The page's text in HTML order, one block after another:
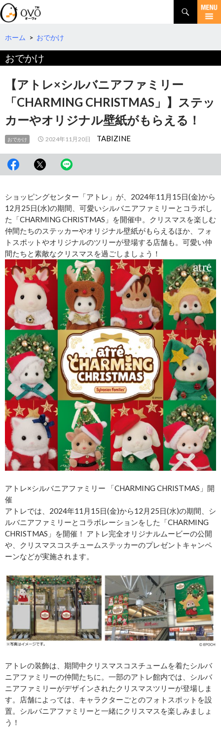
検
索
コ
テ
ツ
へ
ホーム > おでかけ
おでかけ
【アトレ×シルバニアファミリー
「CHARMING CHRISTMAS」】ステッ
カーやオリジナル壁紙がもらえる！
おでかけ 2024年11月20日 TABIZINE
ショッピングセンター「アトレ」が、2024年11月15日(金)から
12月25日(水)の期間、可愛いシルバニアファミリーとコラボし
た「CHARMING CHRISTMAS」を開催中。クリスマスを楽しむ
仲間たちのステッカーやオリジナル壁紙がもらえるほか、フォ
トスポットやオリジナルのツリーが登場する店舗も。可愛い仲
間たちと素敵なクリスマスを過ごしましょう！
アトレ×シルバニアファミリー 「CHARMING CHRISTMAS」開
催
アトレでは、2024年11月15日(金)から12月25日(水)の期間、シ
ルバニアファミリーとコラボレーションをした「CHARMING
CHRISTMAS」を開催！ アトレ完全オリジナルムービーの公開
や、クリスマスコスチュームステッカーのプレゼントキャンペ
ーンなどが実施されます。
アトレの装飾は、期間中クリスマスコスチュームを着たシルバ
ニアファミリーの仲間たちに。一部のアトレ館内では、シルバ
ニアファミリーがデザインされたクリスマスツリーが登場しま
す。店舗によっては、キャラクターごとのフォトスポットを設
置。シルバニアファミリーと一緒にクリスマスを楽しみましょ
う！